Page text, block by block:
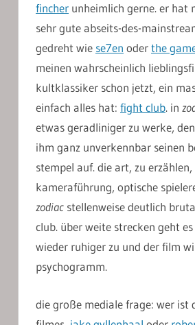
fincher unheimlich gerne. er hat
sehr gute abseits-des-
gedreht wie se7en oderthe
meinen wahrscheinlich
kultklassiker schon jetzt, ein
einfach alles hat: fight club. in
etwas geradliniger zu werke,
ihm ganz unverkennbar seinen
stempel auf. die art, zu erzählen,
kameraführung, optische
zodiac stellenweise deutlich
club. über weite strecken geht
wieder ruhiger zu und der film
psychogramm.
die große mediale frage: wer ist